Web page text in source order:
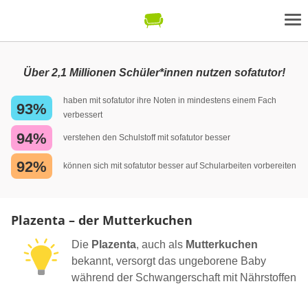
Über 2,1 Millionen Schüler*innen nutzen sofatutor!
93%
haben mit sofatutor ihre Noten in mindestens einem Fach
verbessert
94% verstehen den Schulstoff mit sofatutor besser
92% können sich mit sofatutor besser auf Schularbeiten vorbereiten
Plazenta – der Mutterkuchen
Die Plazenta, auch als Mutterkuchen
bekannt, versorgt das ungeborene Baby
während der Schwangerschaft mit Nährstoffen